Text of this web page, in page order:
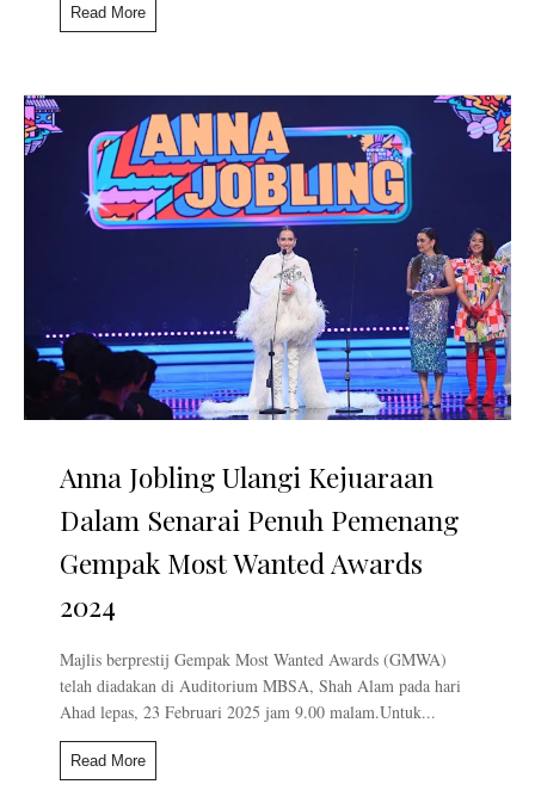
Read More
Anna Jobling Ulangi Kejuaraan
Dalam Senarai Penuh Pemenang
Gempak Most Wanted Awards
2024
Majlis berprestij Gempak Most Wanted Awards (GMWA)
telah diadakan di Auditorium MBSA, Shah Alam pada hari
Ahad lepas, 23 Februari 2025 jam 9.00 malam.Untuk...
Read More